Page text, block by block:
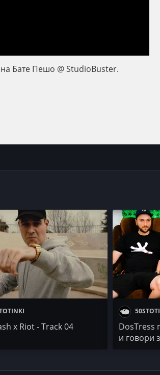
Бате Пешо @ StudioBuster.
x Riot - Track 04
DosTress
и говори